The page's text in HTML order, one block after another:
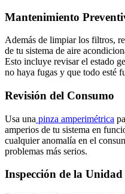
Mantenimiento
Además de limpiar los filtros,
de tu sistema de aire
Esto incluye revisar el estado
no haya fugas y que todo esté
Revisión del Consumo
Usa una pinza amperimétrica
amperios de tu sistema en
cualquier anomalía en el
problemas más serios.
Inspección de la